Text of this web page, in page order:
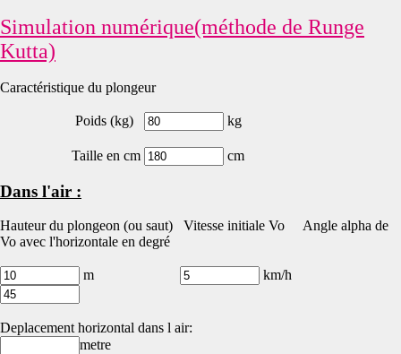
Simulation numérique(méthode de Runge
Kutta)
Caractéristique du plongeur
Poids (kg) kg
Taille en cm cm
Dans l'air :
Hauteur du plongeon (ou saut) Vitesse initiale Vo Angle alpha de
Vo avec l'horizontale en degré
m km/h
Deplacement horizontal dans l air:
metre